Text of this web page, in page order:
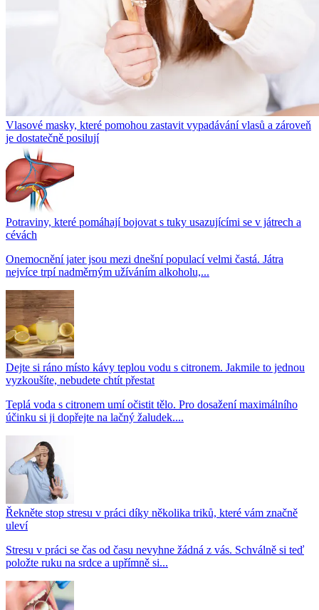
Vlasové masky, které pomohou zastavit vypadávání vlasů a zároveň
je dostatečně posilují
Potraviny, které pomáhají bojovat s tuky usazujícími se v játrech a
cévách
Onemocnění jater jsou mezi dnešní populací velmi častá. Játra
nejvíce trpí nadměrným užíváním alkoholu,...
Dejte si ráno místo kávy teplou vodu s citronem. Jakmile to jednou
vyzkoušíte, nebudete chtít přestat
Teplá voda s citronem umí očistit tělo. Pro dosažení maximálního
účinku si ji dopřejte na lačný žaludek....
Řekněte stop stresu v práci díky několika triků, které vám značně
uleví
Stresu v práci se čas od času nevyhne žádná z vás. Schválně si teď
položte ruku na srdce a upřímně si...